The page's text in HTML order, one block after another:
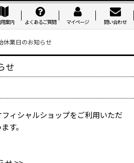
案内 よくあるご質問 マイページ 問い合わせ
休業日のお知らせ
せ
ィシャルショップをご利用いただ
す。